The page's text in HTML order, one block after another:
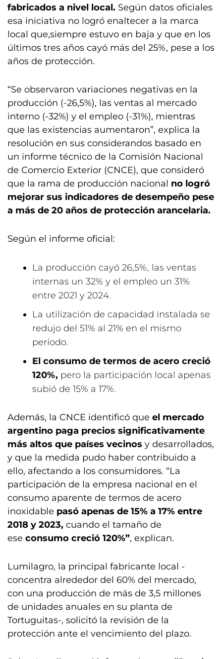
fabricados a nivel local. Según datos oficiales
esa iniciativa no logró enaltecer a la marca
local que,siempre estuvo en baja y que en los
últimos tres años cayó más del 25%, pese a los
años de protección.
“Se observaron variaciones negativas en la
producción (-26,5%), las ventas al mercado
interno (-32%) y el empleo (-31%), mientras
que las existencias aumentaron”, explica la
resolución en sus considerandos basado en
un informe técnico de la Comisión Nacional
de Comercio Exterior (CNCE), que consideró
que la rama de producción nacional no logró
mejorar sus indicadores de desempeño pese
a más de 20 años de protección arancelaria.
Según el informe oficial:
La producción cayó 26,5%, las ventas
internas un 32% y el empleo un 31%
entre 2021 y 2024.
La utilización de capacidad instalada se
redujo del 51% al 21% en el mismo
período.
El consumo de termos de acero creció
120%, pero la participación local apenas
subió de 15% a 17%.
Además, la CNCE identificó que el mercado
argentino paga precios significativamente
más altos que países vecinos y desarrollados,
y que la medida pudo haber contribuido a
ello, afectando a los consumidores. “La
participación de la empresa nacional en el
consumo aparente de termos de acero
inoxidable pasó apenas de 15% a 17% entre
2018 y 2023, cuando el tamaño de
ese consumo creció 120%”, explican.
Lumilagro, la principal fabricante local -
concentra alrededor del 60% del mercado,
con una producción de más de 3,5 millones
de unidades anuales en su planta de
Tortuguitas-, solicitó la revisión de la
protección ante el vencimiento del plazo.